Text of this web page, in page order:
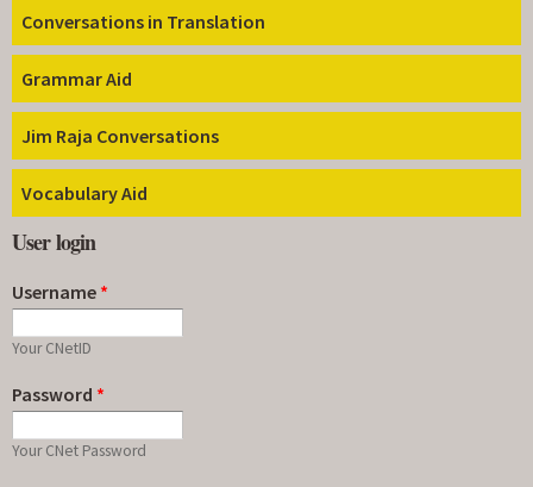
Conversations in Translation
Grammar Aid
Jim Raja Conversations
Vocabulary Aid
User login
Username *
Your CNetID
Password *
Your CNet Password